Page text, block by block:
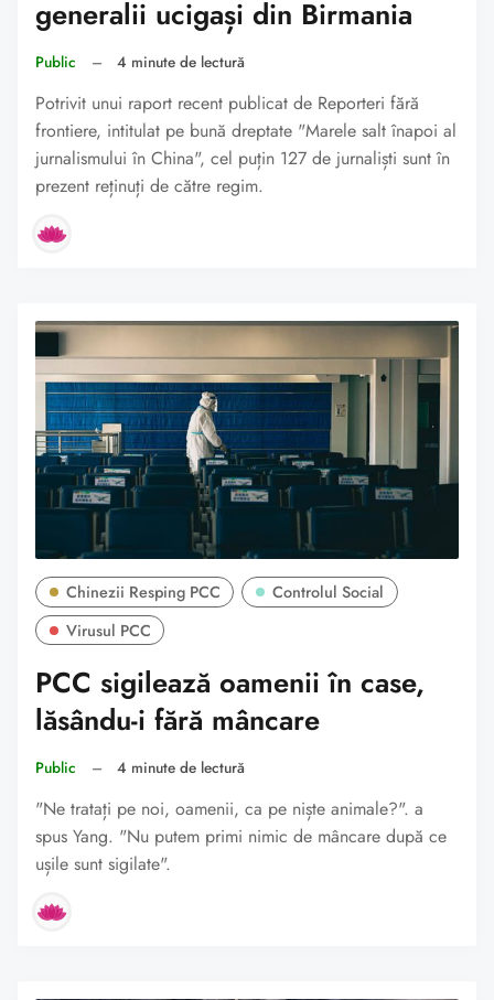
generalii ucigași din Birmania
Public – 4 minute de lectură
Potrivit unui raport recent publicat de Reporteri fără
frontiere, intitulat pe bună dreptate "Marele salt înapoi al
jurnalismului în China", cel puțin 127 de jurnaliști sunt în
prezent reținuți de către regim.
Chinezii Resping PCC
Controlul Social
Virusul PCC
PCC sigilează oamenii în case,
lăsându-i fără mâncare
Public – 4 minute de lectură
"Ne tratați pe noi, oamenii, ca pe niște animale?". a
spus Yang. "Nu putem primi nimic de mâncare după ce
ușile sunt sigilate".